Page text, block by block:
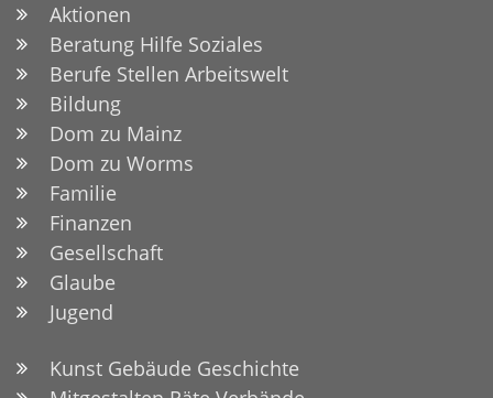
Aktionen
Beratung Hilfe Soziales
Berufe Stellen Arbeitswelt
Bildung
Dom zu Mainz
Dom zu Worms
Familie
Finanzen
Gesellschaft
Glaube
Jugend
Kunst Gebäude Geschichte